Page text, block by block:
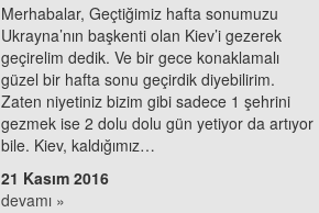
Merhabalar, Geçtiğimiz hafta sonumuzu
Ukrayna’nın başkenti olan Kiev’i gezerek
geçirelim dedik. Ve bir gece konaklamalı
güzel bir hafta sonu geçirdik diyebilirim.
Zaten niyetiniz bizim gibi sadece 1 şehrini
gezmek ise 2 dolu dolu gün yetiyor da artıyor
bile. Kiev, kaldığımız…
21 Kasım 2016
devamı »